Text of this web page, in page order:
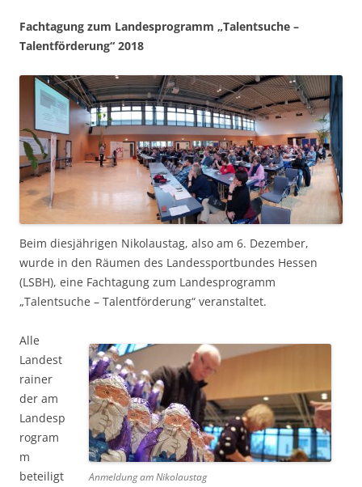
Fachtagung zum Landesprogramm „Talentsuche –
Talentförderung“ 2018
Beim diesjährigen Nikolaustag, also am 6. Dezember,
wurde in den Räumen des Landessportbundes Hessen
(LSBH), eine Fachtagung zum Landesprogramm
„Talentsuche – Talentförderung“ veranstaltet.
Anmeldung am Nikolaustag
Alle
Landest
rainer
der am
Landesp
rogram
m
beteiligt